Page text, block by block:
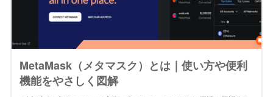
MetaMask（メタマスク）とは｜使い方や便利
機能をやさしく図解